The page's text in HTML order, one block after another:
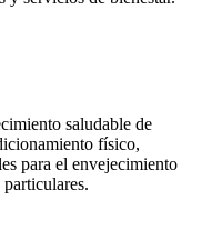
saludable de
físico,
para el envejecimiento
particulares.